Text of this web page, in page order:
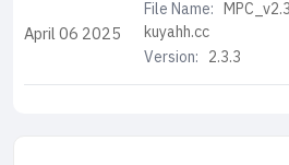
April 06 2025
File Name:
kuyahh.cc
Version: 2.3.3